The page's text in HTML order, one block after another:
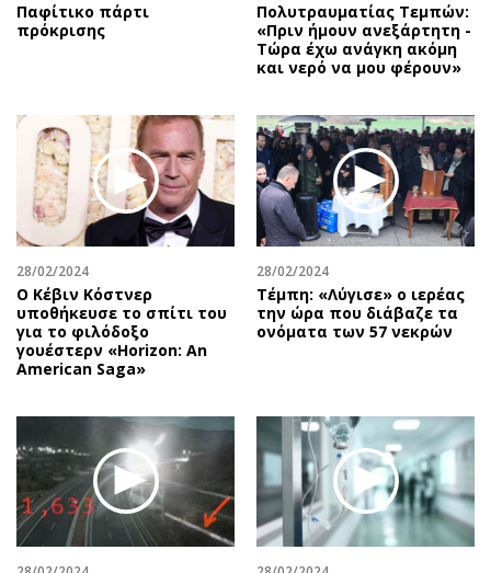
Παφίτικο πάρτι
πρόκρισης
Πολυτραυματίας Τεμπών:
«Πριν ήμουν ανεξάρτητη -
Τώρα έχω ανάγκη ακόμη
και νερό να μου φέρουν»
28/02/2024
Ο Κέβιν Κόστνερ
υποθήκευσε το σπίτι του
για το φιλόδοξο
γουέστερν «Horizon: An
American Saga»
28/02/2024
Τέμπη: «Λύγισε» ο ιερέας
την ώρα που διάβαζε τα
ονόματα των 57 νεκρών